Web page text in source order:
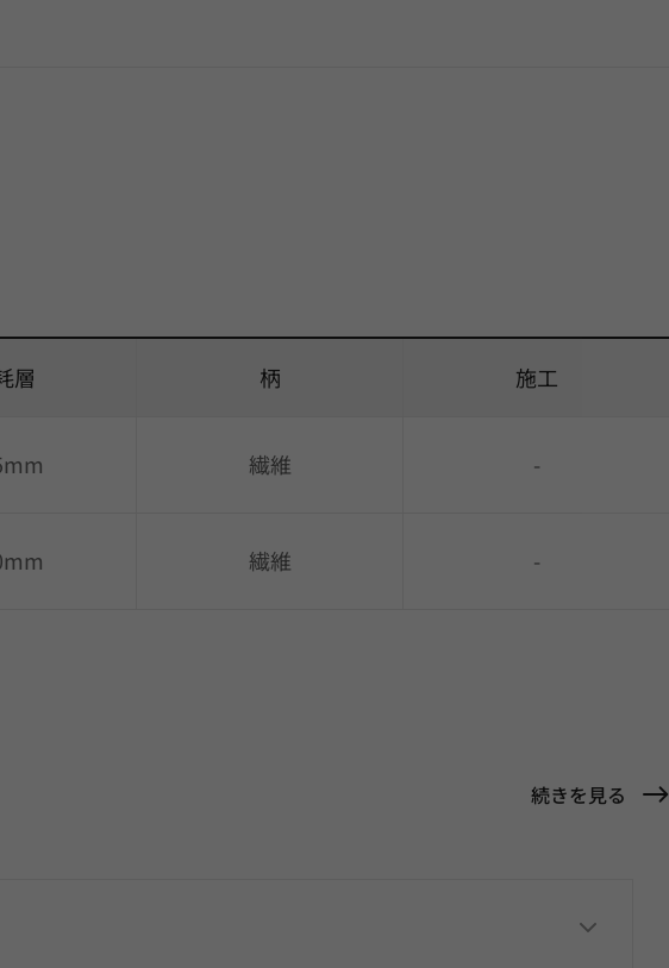
層 柄 施工
繊維 -
繊維 -
続きを見る